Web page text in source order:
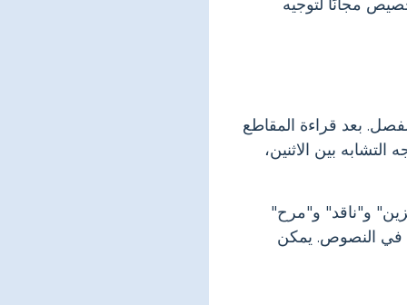
مجانًا لتوجيه
بعد قراءة المقاطع
بين الاثنين،
و"ناقد" و"مرح"
في النصوص. يمكن